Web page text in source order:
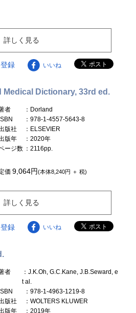
詳しく見る
録 いいね
Dictionary, 33rd ed.
者
：Dorland
ISBN
：978-1-4557-5643-8
版社
：ELSEVIER
版年
：2020年
ージ数 ：2116pp.
価9,064円(本体8,240円 ＋ 税)
詳しく見る
録 いいね
者
：J.K.Oh, G.C.Kane, J.B.Seward, e
t al.
：978-1-4963-1219-8
版社
：WOLTERS KLUWER
版年
：2019年